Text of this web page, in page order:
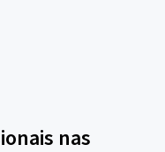
nas